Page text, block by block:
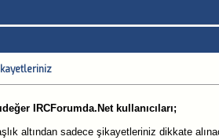
IRCForumda.Net kullanıcıları;
altından sadece şikayetleriniz dikkate